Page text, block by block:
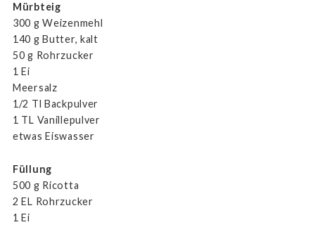
Mürbteig
300 g Weizenmehl
140 g Butter, kalt
50 g Rohrzucker
1 Ei
Meersalz
1/2 Tl Backpulver
1 TL Vanillepulver
etwas Eiswasser
Füllung
500 g Ricotta
2 EL Rohrzucker
1 Ei